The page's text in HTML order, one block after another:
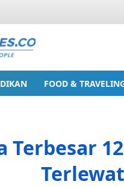
FOOD &
Terbesar
Terlewat